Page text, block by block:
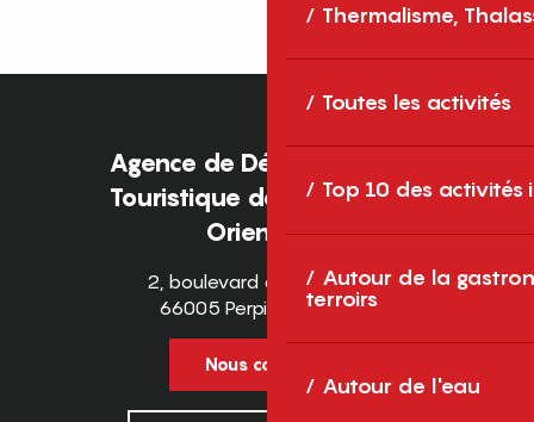
Thermalisme,
Toutes les activités
Top 10 des activités
Autour de la
terroirs
Autour de l'eau
Agence de Développement
Touristique des Pyrénées-
Orientales
2, boulevard des Pyrénées
66005 Perpignan Cedex
Nous contacter